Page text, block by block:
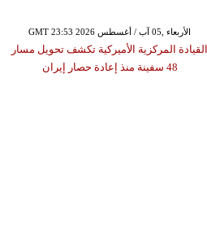
GMT 23:53 2026 الأربعاء ,05 آب / أغسطس
القيادة المركزية الأميركية تكشف تحويل مسار
48 سفينة منذ إعادة حصار إيران